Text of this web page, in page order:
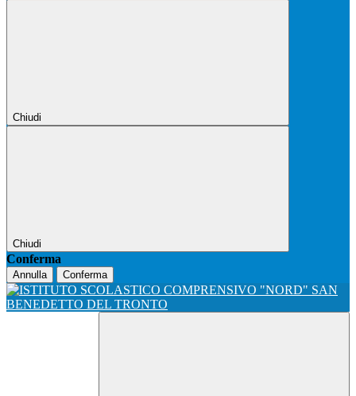
Chiudi
Chiudi
Conferma
Annulla Conferma